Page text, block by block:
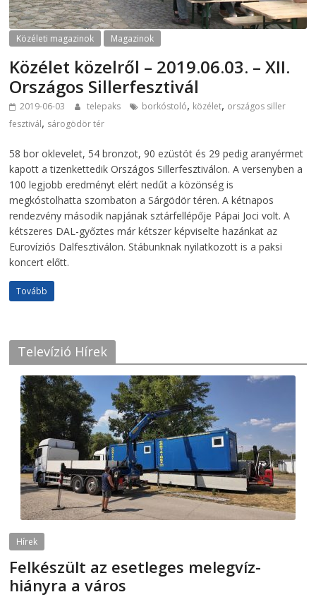
Közéleti magazinok Magazinok
Közélet közelről – 2019.06.03. – XII.
Országos Sillerfesztivál
2019-06-03 telepaks borkóstoló, közélet, országos siller
fesztivál, sárogödör tér
58 bor oklevelet, 54 bronzot, 90 ezüstöt és 29 pedig aranyérmet
kapott a tizenkettedik Országos Sillerfesztiválon. A versenyben a
100 legjobb eredményt elért nedűt a közönség is
megkóstolhatta szombaton a Sárgödör téren. A kétnapos
rendezvény második napjának sztárfellépője Pápai Joci volt. A
kétszeres DAL-győztes már kétszer képviselte hazánkat az
Eurovíziós Dalfesztiválon. Stábunknak nyilatkozott is a paksi
koncert előtt.
Tovább
Televízió Hírek
Hírek
Felkészült az esetleges melegvíz-
hiányra a város